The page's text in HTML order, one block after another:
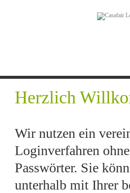
Herzlich
Wir nutzen ein
Loginverfahren
Passwörter. Sie
unterhalb mit Ihrer